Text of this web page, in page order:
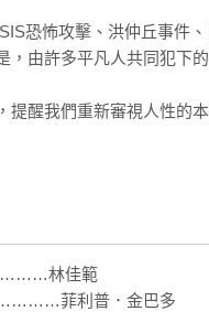
恐怖攻擊、洪仲丘事件
，由許多平凡人共同犯下
提醒我們重新審視人性的
擔任「老師」（Teacher，
假裝遭電擊而發出痛苦慘
）。「老師」與
林佳範
菲利普．金巴多